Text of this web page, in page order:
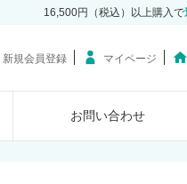
16,500円（税込）以上購入で
新規会員登録 マイページ
お問い合わせ